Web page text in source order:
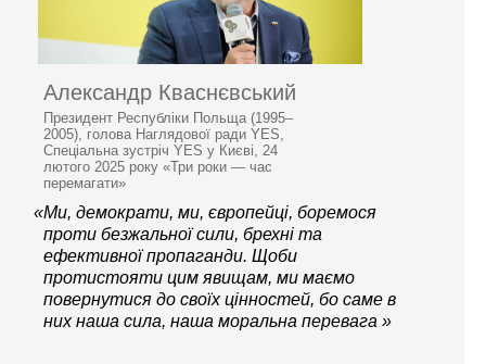
Александр Кваснєвський
Президент Республіки Польща (1995–
2005), голова Наглядової ради YES,
Спеціальна зустріч YES у Києві, 24
лютого 2025 року «Три роки — час
перемагати»
«Ми, демократи, ми, європейці, боремося
проти безжальної сили, брехні та
ефективної пропаганди. Щоби
протистояти цим явищам, ми маємо
повернутися до своїх цінностей, бо саме в
них наша сила, наша моральна перевага »